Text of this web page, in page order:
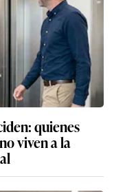
quienes
viven a la